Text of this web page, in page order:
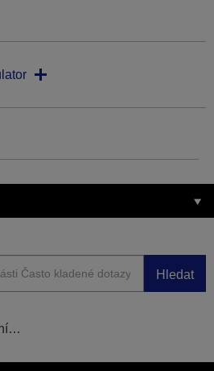
Hledat